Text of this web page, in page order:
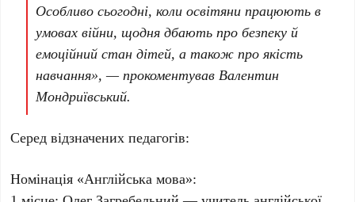
Особливо сьогодні, коли освітяни працюють в
умовах війни, щодня дбають про безпеку й
емоційний стан дітей, а також про якість
навчання», — прокоментувавВалентин
Мондриївський.
Серед відзначених педагогів:
Номінація «Англійська мова»: